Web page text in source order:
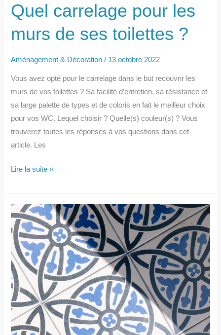
Quel carrelage pour les
murs de ses toilettes ?
Aménagement & Décoration / 13 octobre 2022
Vous avez opté pour le carrelage dans le but recouvrir les
murs de vos toilettes ? Sa facilité d’entretien, sa résistance et
sa large palette de types et de coloris en fait le meilleur choix
pour vos WC. Lequel choisir ? Quelle(s) couleur(s) ? Vous
trouverez toutes les réponses à vos questions dans cet
article. Les
Quel
pour
les
murs
de
ses
toilettes
?
Lire la suite »